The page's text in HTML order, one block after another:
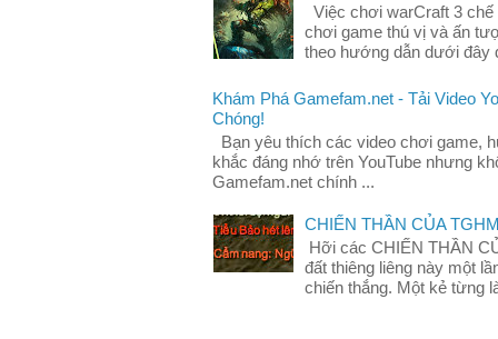
Việc chơi warCraft 3
chơi game thú vị và ấn
theo hướng dẫn dưới đây
Khám Phá Gamefam.net - Tải Video
Chóng!
Bạn yêu thích các video chơi game,
khắc đáng nhớ trên YouTube nhưng
Gamefam.net chính ...
CHIẾN THẦN CỦA
Hỡi các CHIẾN THẦN
đất thiêng liêng này một
chiến thắng. Một kẻ từng